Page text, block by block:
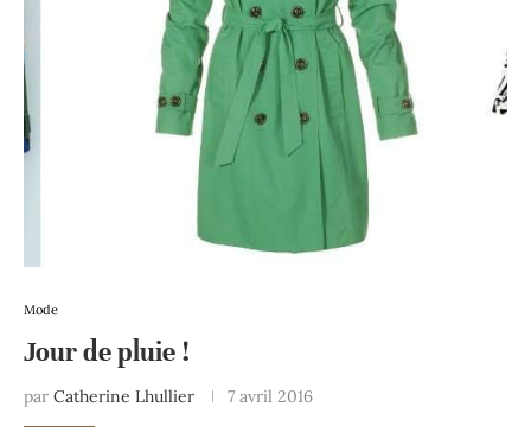
Mode
Jour de pluie !
par Catherine Lhullier 7 avril 2016